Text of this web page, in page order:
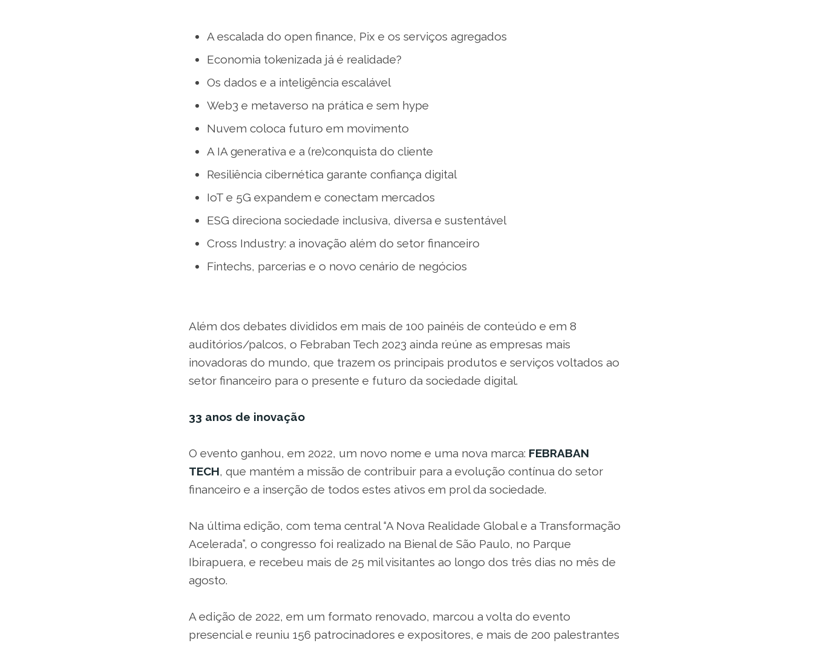
A escalada do open finance, Pix e os serviços agregados
Economia tokenizada já é realidade?
Os dados e a inteligência escalável
Web3 e metaverso na prática e sem hype
Nuvem coloca futuro em movimento
A IA generativa e a (re)conquista do cliente
Resiliência cibernética garante confiança digital
IoT e 5G expandem e conectam mercados
ESG direciona sociedade inclusiva, diversa e sustentável
Cross Industry: a inovação além do setor financeiro
Fintechs, parcerias e o novo cenário de negócios
Além dos debates divididos em mais de 100 painéis de conteúdo e em 8
auditórios/palcos, o Febraban Tech 2023 ainda reúne as empresas mais
inovadoras do mundo, que trazem os principais produtos e serviços voltados ao
setor financeiro para o presente e futuro da sociedade digital.
33 anos de inovação
O evento ganhou, em 2022, um novo nome e uma nova marca: FEBRABAN
TECH, que mantém a missão de contribuir para a evolução contínua do setor
financeiro e a inserção de todos estes ativos em prol da sociedade.
Na última edição, com tema central “A Nova Realidade Global e a Transformação
Acelerada”, o congresso foi realizado na Bienal de São Paulo, no Parque
Ibirapuera, e recebeu mais de 25 mil visitantes ao longo dos três dias no mês de
agosto.
A edição de 2022, em um formato renovado, marcou a volta do evento
presencial e reuniu 156 patrocinadores e expositores, e mais de 200 palestrantes